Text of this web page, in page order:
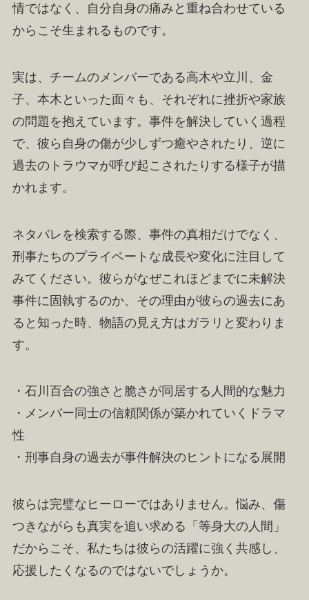
情ではなく、自分自身の痛みと重ね合わせている
からこそ生まれるものです。
実は、チームのメンバーである高木や立川、金
子、本木といった面々も、それぞれに挫折や家族
の問題を抱えています。事件を解決していく過程
で、彼ら自身の傷が少しずつ癒やされたり、逆に
過去のトラウマが呼び起こされたりする様子が描
かれます。
ネタバレを検索する際、事件の真相だけでなく、
刑事たちのプライベートな成長や変化に注目して
みてください。彼らがなぜこれほどまでに未解決
事件に固執するのか、その理由が彼らの過去にあ
ると知った時、物語の見え方はガラリと変わりま
す。
・石川百合の強さと脆さが同居する人間的な魅力
・メンバー同士の信頼関係が築かれていくドラマ
性
・刑事自身の過去が事件解決のヒントになる展開
彼らは完璧なヒーローではありません。悩み、傷
つきながらも真実を追い求める「等身大の人間」
だからこそ、私たちは彼らの活躍に強く共感し、
応援したくなるのではないでしょうか。